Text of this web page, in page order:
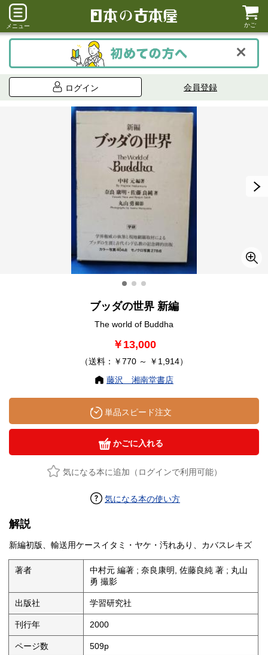
メニュー かご
ログイン 会員登録
ブッダの世界 新編
The world of Buddha
￥13,000
（送料：￥770 ～ ￥1,914）
藤沢 湘南堂書店
単品スピード注文
かごに入れる
気になる本に追加（ログインで利用可能）
気になる本の使い方
解説
新編初版、輸送用ケースイタミ・ヤケ・汚れあり、カバスレキズ
著者
中村元 編著 ; 奈良康明, 佐藤良純 著 ; 丸山
勇 撮影
出版社 学習研究社
刊行年 2000
ページ数 509p